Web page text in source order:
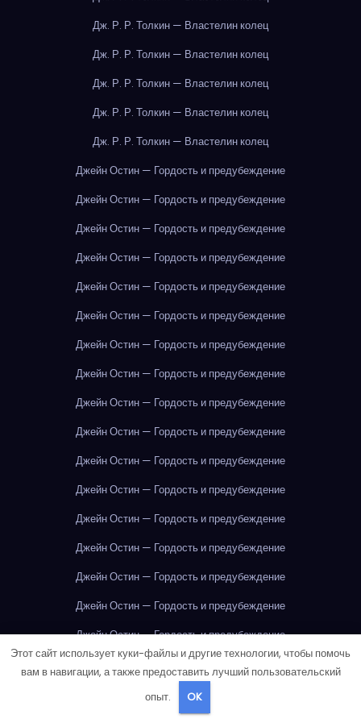
Дж. Р. Р. Толкин — Властелин колец
Дж. Р. Р. Толкин — Властелин колец
Дж. Р. Р. Толкин — Властелин колец
Дж. Р. Р. Толкин — Властелин колец
Дж. Р. Р. Толкин — Властелин колец
Джейн Остин — Гордость и предубеждение
Джейн Остин — Гордость и предубеждение
Джейн Остин — Гордость и предубеждение
Джейн Остин — Гордость и предубеждение
Джейн Остин — Гордость и предубеждение
Джейн Остин — Гордость и предубеждение
Джейн Остин — Гордость и предубеждение
Джейн Остин — Гордость и предубеждение
Джейн Остин — Гордость и предубеждение
Джейн Остин — Гордость и предубеждение
Джейн Остин — Гордость и предубеждение
Джейн Остин — Гордость и предубеждение
Джейн Остин — Гордость и предубеждение
Джейн Остин — Гордость и предубеждение
Джейн Остин — Гордость и предубеждение
Джейн Остин — Гордость и предубеждение
Джейн Остин — Гордость и предубеждение
Джейн Остин — Гордость и предубеждение
Джейн Остин — Гордость и предубеждение
Этот сайт использует куки-файлы и другие технологии, чтобы помочь
вам в навигации, а также предоставить лучший пользовательский
опыт.
OK